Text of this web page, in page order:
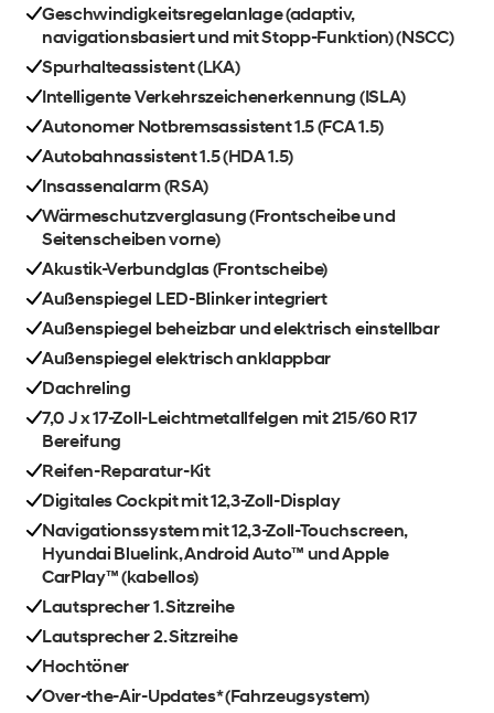
Geschwindigkeitsregelanlage (adaptiv,
navigationsbasiert und mit Stopp-Funktion) (NSCC)
Spurhalteassistent (LKA)
Intelligente Verkehrszeichenerkennung (ISLA)
Autonomer Notbremsassistent 1.5 (FCA 1.5)
Autobahnassistent 1.5 (HDA 1.5)
Insassenalarm (RSA)
Wärmeschutzverglasung (Frontscheibe und
Seitenscheiben vorne)
Akustik-Verbundglas (Frontscheibe)
Außenspiegel LED-Blinker integriert
Außenspiegel beheizbar und elektrisch einstellbar
Außenspiegel elektrisch anklappbar
Dachreling
7,0 J x 17-Zoll-Leichtmetallfelgen mit 215/60 R17
Bereifung
Reifen-Reparatur-Kit
Digitales Cockpit mit 12,3-Zoll-Display
Navigationssystem mit 12,3-Zoll-Touchscreen,
Hyundai Bluelink, Android Auto™ und Apple
CarPlay™ (kabellos)
Lautsprecher 1. Sitzreihe
Lautsprecher 2. Sitzreihe
Hochtöner
Over-the-Air-Updates* (Fahrzeugsystem)